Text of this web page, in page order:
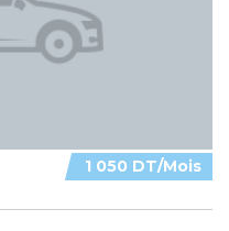
1 050 DT/Mois